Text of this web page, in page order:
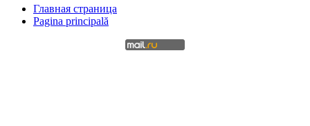
Главная страница
Pagina principală